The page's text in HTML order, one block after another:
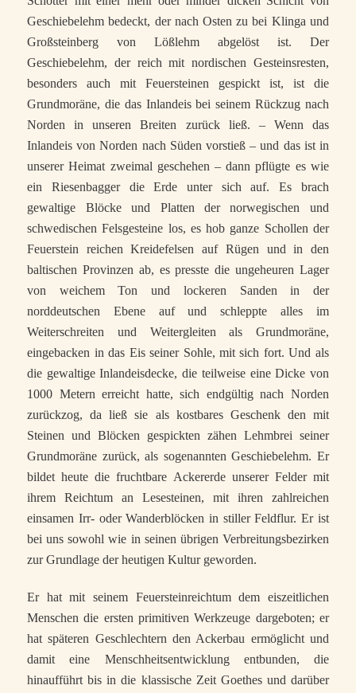
Geschiebelehm bedeckt, der nach Osten zu bei Klinga und
Großsteinberg von Lößlehm abgelöst ist. Der
Geschiebelehm, der reich mit nordischen Gesteinsresten,
besonders auch mit Feuersteinen gespickt ist, ist die
Grundmoräne, die das Inlandeis bei seinem Rückzug nach
Norden in unseren Breite­n zurück ließ. – Wenn das
Inlandeis von Norden nach Süden vorstieß – und das ist in
unserer Heimat zweimal geschehen – dann pflügte es wie
ein Riesenbagger die Erde unter sich auf. Es brach
gewaltige Blöcke und Platten der norwegischen und
schwedischen Felsgesteine los, es hob ganze Schollen der
Feuerstein reichen Kreidefelsen auf Rügen und in den
baltischen Provinzen ab, es presste die ungeheuren Lager
von weichem Ton und lockeren Sanden in der
norddeutschen Ebene auf und schleppte alles im
Weiterschreiten und Weitergleiten als Grundmoräne,
eingebacken in das Eis seiner Sohle, mit sich fort. Und als
die gewaltige Inlandeisdecke, die teilweise eine Dicke von
1000 Metern erreicht hatte, sich endgültig nach Norden
zurückzog, da ließ sie als kostbares Geschenk den mit
Steinen und Blöcken gespickten zähen Lehmbrei seiner
Grundmoräne zurück, als sogenannten Geschiebelehm. Er
bildet heute die fruchtbare Ackererde unserer Felder mit
ihrem Reichtum an Lesesteinen, mit ihren zahlreichen
einsamen Irr- oder Wanderblöcken in stiller Feldflur. Er ist
bei uns sowohl wie in seinen übrigen Verbreitungsbezirken
zur Grundlage der heutigen Kultur geworden.
Er hat mit seinem Feuersteinreichtum dem eiszeitlichen
Menschen die ersten primitiven Werkzeuge dargeboten; er
hat späteren Geschlechtern den Ackerbau ermöglicht und
damit eine Menschheitsentwicklung entbunden, die
hinaufführt bis in die klassische Zeit Goethes und darüber